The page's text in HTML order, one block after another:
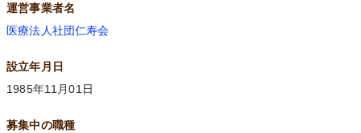
運営事業者名
医療法人社団仁寿会
設立年月日
1985年11月01日
募集中の職種